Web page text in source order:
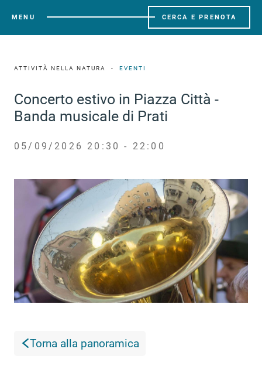
MENU CERCA E PRENOTA
ATTIVITÀ NELLA NATURA EVENTI
Concerto estivo in Piazza Città -
Banda musicale di Prati
05/09/2026 20:30 - 22:00
Torna alla panoramica